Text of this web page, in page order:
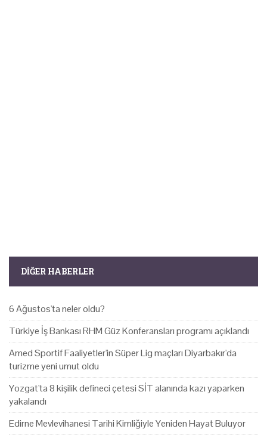
DIĞER HABERLER
6 Ağustos'ta neler oldu?
Türkiye İş Bankası RHM Güz Konferansları programı açıklandı
Amed Sportif Faaliyetler'in Süper Lig maçları Diyarbakır'da
turizme yeni umut oldu
Yozgat'ta 8 kişilik defineci çetesi SİT alanında kazı yaparken
yakalandı
Edirne Mevlevihanesi Tarihi Kimliğiyle Yeniden Hayat Buluyor